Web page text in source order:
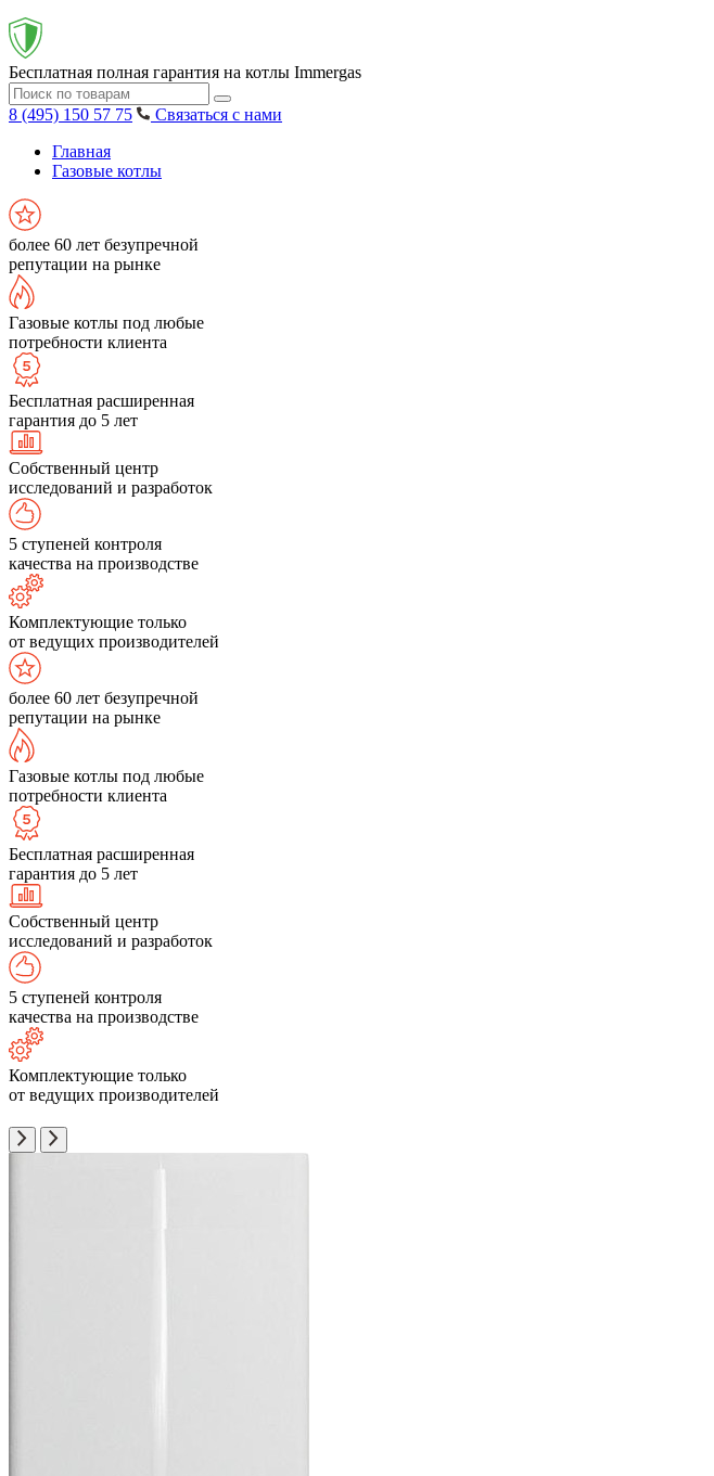
Бесплатная полная гарантия на котлы Immergas
8 (495) 150 57 75
Связаться с нами
Главная
Газовые котлы
более 60 лет безупречной
репутации на рынке
Газовые котлы под любые
потребности клиента
Бесплатная расширенная
гарантия до 5 лет
Собственный центр
исследований и разработок
5 ступеней контроля
качества на производстве
Комплектующие только
от ведущих производителей
более 60 лет безупречной
репутации на рынке
Газовые котлы под любые
потребности клиента
Бесплатная расширенная
гарантия до 5 лет
Собственный центр
исследований и разработок
5 ступеней контроля
качества на производстве
Комплектующие только
от ведущих производителей